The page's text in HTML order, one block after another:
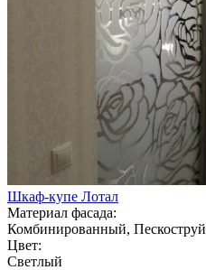
Шкаф-купе Лотал
Материал фасада:
Комбинированный, Пескоструй
Цвет:
Светлый